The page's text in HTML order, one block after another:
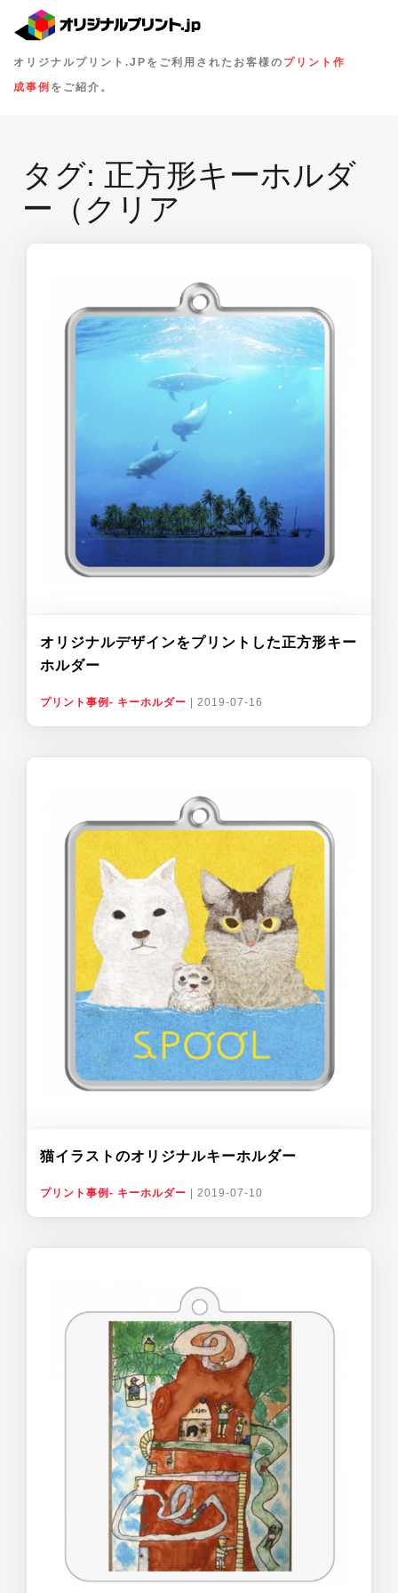
オリジナルプリント.JPをご利用されたお客様の プリント作
成事例 をご紹介。
タグ: 正方形キーホルダ
ー（クリア
オリジナルデザインをプリントした正方形キー
ホルダー
プリント事例- キーホルダー 2019-07-16
猫イラストのオリジナルキーホルダー
プリント事例- キーホルダー 2019-07-10